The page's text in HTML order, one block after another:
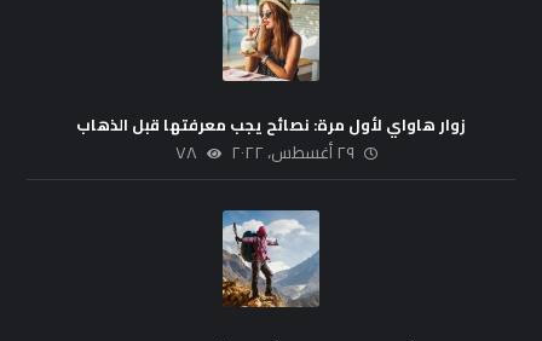
زوار هاواي لأول مرة: نصائح يجب معرفتها قبل الذهاب
٢٩ أغسطس، ٢٠٢٢ ٧٨